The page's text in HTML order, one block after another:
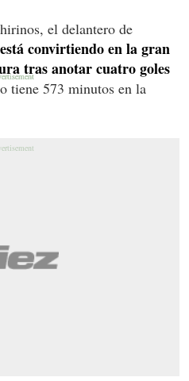
el delantero de
convirtiendo en la gran
tras anotar cuatro goles
tiene 573 minutos en la